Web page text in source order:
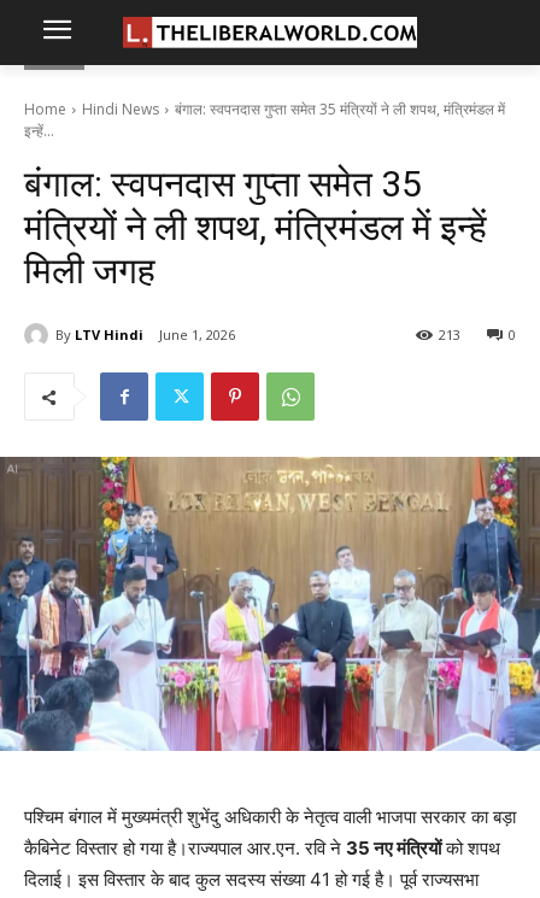
Home Hindi News
बंगाल: स्वपनदास गुप्ता समेत 35 मंत्रियों ने ली शपथ, मंत्रिमंडल में
इन्हें...
बंगाल: स्वपनदास गुप्ता समेत 35
मंत्रियों ने ली शपथ, मंत्रिमंडल में इन्हें
मिली जगह
By LTV Hindi June 1, 2026 0
213
पश्चिम बंगाल में मुख्यमंत्री शुभेंदु अधिकारी के नेतृत्व वाली भाजपा सरकार का बड़ा
कैबिनेट विस्तार हो गया है।राज्यपाल आर.एन. रवि ने 35 नए मंत्रियोंको शपथ
दिलाई। इस विस्तार के बाद कुल सदस्य संख्या 41 हो गई है। पूर्व राज्यसभा